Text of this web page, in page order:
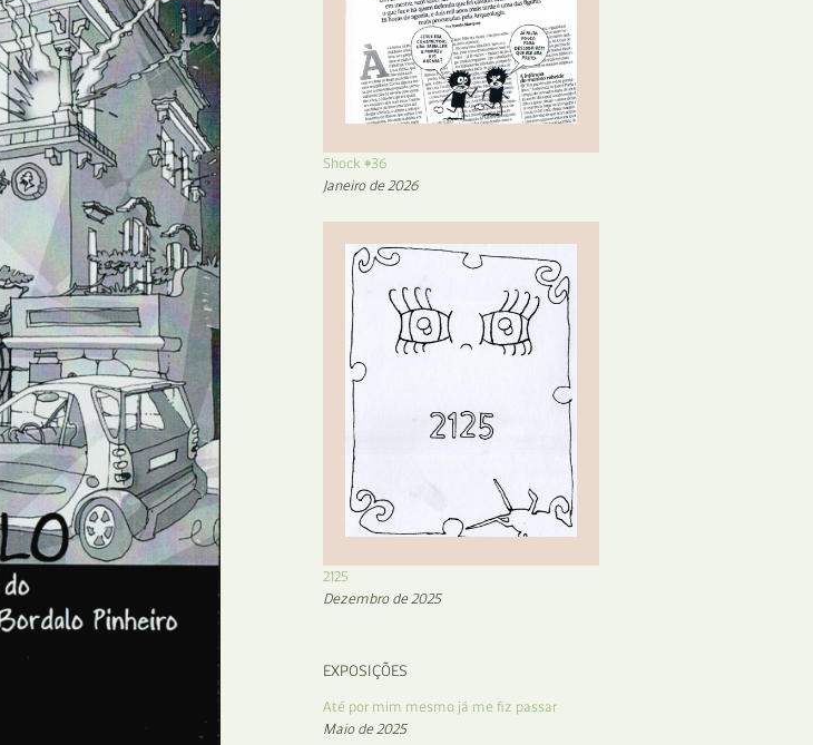
Shock #36
Janeiro de 2026
2125
Dezembro de 2025
EXPOSIÇÕES
Até por mim mesmo já me fiz passar
Maio de 2025